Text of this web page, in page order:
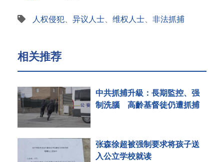
人权侵犯、 异议人士、 维权人士、 非法抓捕
相关推荐
中共抓捕升級：長期監控、强
制洗腦 高齡基督徒仍遭抓捕
张森徐超被强制要求将孩子送
入公立学校就读